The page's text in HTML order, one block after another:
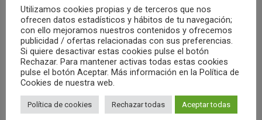
02/05/2022
RESUMEN FIN DE SEMANA 30/04 Y
01/05
by Club Waterpolo Castelló
Utilizamos cookies propias y de terceros que nos
ofrecen datos estadísticos y hábitos de tu navegación;
con ello mejoramos nuestros contenidos y ofrecemos
publicidad / ofertas relacionadas con sus preferencias.
Si quiere desactivar estas cookies pulse el botón
Rechazar. Para mantener activas todas estas cookies
pulse el botón Aceptar. Más información en la Política de
Cookies de nuestra web.
Política de cookies Rechazar todas Aceptar todas